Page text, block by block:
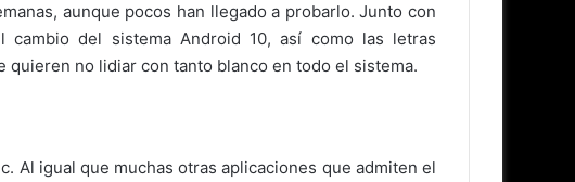
aunque pocos han llegado a probarlo. Junto con
del sistema Android 10, así como las letras
quieren no lidiar con tanto blanco en todo el sistema.
Al igual que muchas otras aplicaciones que admiten el